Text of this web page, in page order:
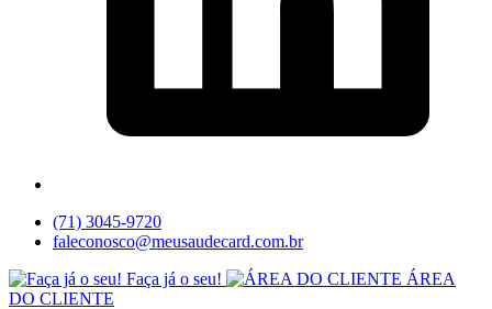
(71) 3045-9720
faleconosco@meusaudecard.com.br
Faça já o seu!
ÁREA
DO CLIENTE